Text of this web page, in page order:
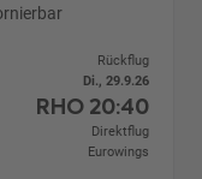
Rückflug
Di., 29.9.26
RHO 20:40
Direktflug
Eurowings